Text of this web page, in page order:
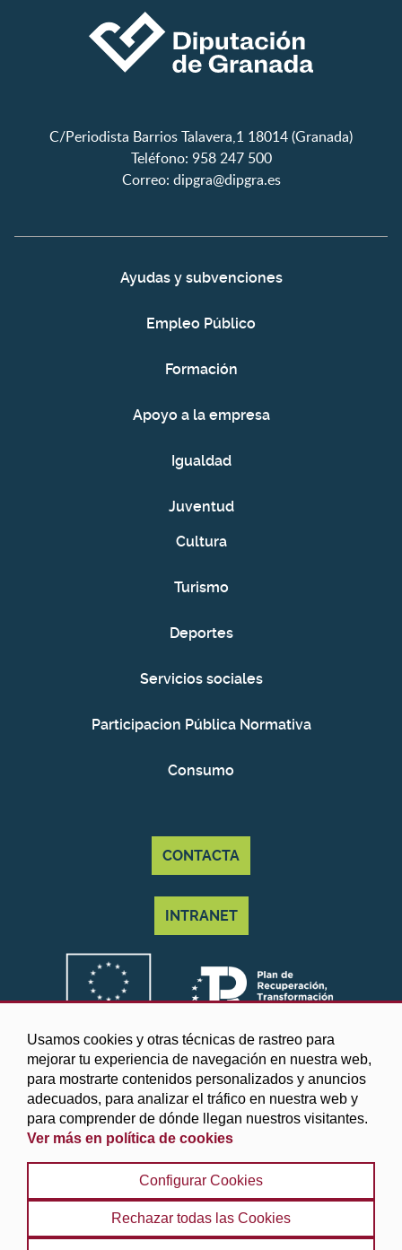
Usamos cookies y otras técnicas de rastreo para
mejorar tu experiencia de navegación en nuestra web,
para mostrarte contenidos personalizados y anuncios
adecuados, para analizar el tráfico en nuestra web y
para comprender de dónde llegan nuestros visitantes.
Ver más en política de cookies
Configurar Cookies
Rechazar todas las Cookies
C/Periodista Barrios Talavera,1 18014 (Granada)
Teléfono: 958 247 500
Correo: dipgra@dipgra.es
Ayudas y subvenciones
Empleo Público
Formación
Apoyo a la empresa
Igualdad
Juventud
Cultura
Turismo
Deportes
Servicios sociales
Participacion Pública Normativa
Consumo
CONTACTA
INTRANET
©2025 Diputación de Granada
Aviso legal y Política de privacidad | Política de cookies
Protección de datos | Accesibilidad | Búsqueda |
Mapa web